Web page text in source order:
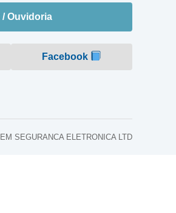
/ Ouvidoria
Facebook
SEGURANCA ELETRONICA LTD